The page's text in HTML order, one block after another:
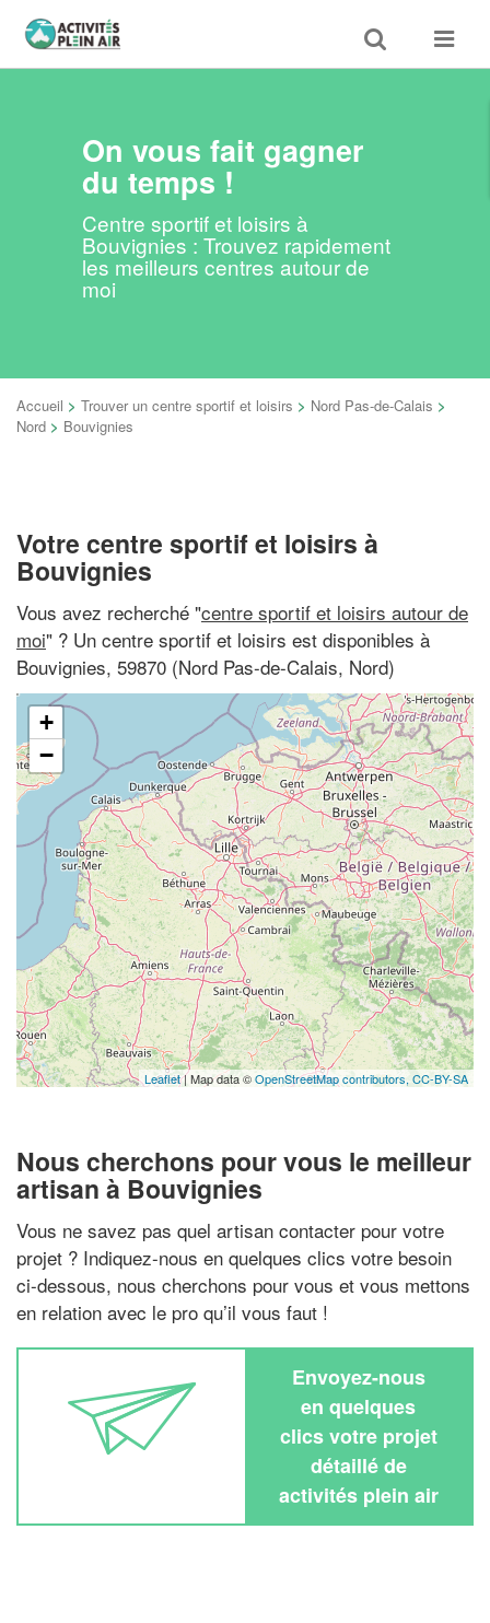
Toggle
search
Toggle
On vous fait gagner
du temps !
Centre sportif et loisirs à
Bouvignies : Trouvez rapidement
les meilleurs centres autour de
moi
Accueil > Trouver un centre sportif et loisirs > Nord Pas-de-Calais >
Nord > Bouvignies
Votre centre sportif et loisirs à
Bouvignies
Vous avez recherché "centre sportif et loisirs autour de
moi" ? Un centre sportif et loisirs est disponibles à
Bouvignies, 59870 (Nord Pas-de-Calais, Nord)
+
−
Leaflet| Map data ©OpenStreetMap contributors, CC-BY-SA
Nous cherchons pour vous le meilleur
artisan à Bouvignies
Vous ne savez pas quel artisan contacter pour votre
projet ? Indiquez-nous en quelques clics votre besoin
ci-dessous, nous cherchons pour vous et vous mettons
en relation avec le pro qu’il vous faut !
Envoyez-nous
en quelques
clics votre projet
détaillé de
activités plein air